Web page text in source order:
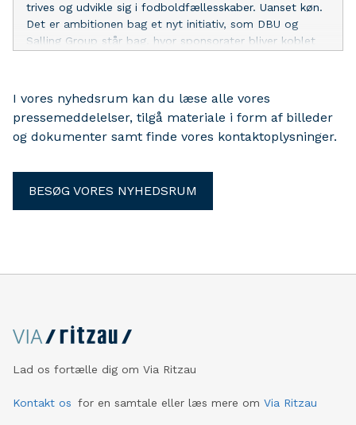
trives og udvikle sig i fodboldfællesskaber. Uanset køn.
Det er ambitionen bag et nyt initiativ, som DBU og
Salling Group står bag, hvor sponsorater bliver koblet
I vores nyhedsrum kan du læse alle vores
pressemeddelelser, tilgå materiale i form af billeder
og dokumenter samt finde vores kontaktoplysninger.
BESØG VORES NYHEDSRUM
Lad os fortælle dig om Via Ritzau
Kontakt os for en samtale eller læs mere om Via Ritzau